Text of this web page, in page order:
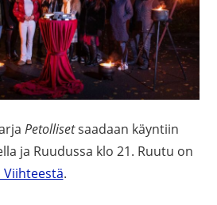
Petollisetsaadaan käyntiin
ja Ruudussa klo 21. Ruutu on
Viihteestä.